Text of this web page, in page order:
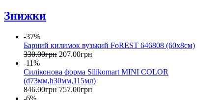
Знижки
-37%
Барний килимок вузький FoREST 646808 (60х8см)
330.00грн 207.00грн
-11%
Силіконова форма Silikomart MINI COLOR
(d73мм,h30мм,115мл)
846.00грн 757.00грн